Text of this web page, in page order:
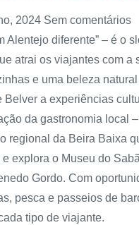
2024 Sem comentários
Alentejo diferente” – é o
atrai os viajantes com
e uma beleza
Belver a experiências
da gastronomia local
regional da Beira Baixa
e explora o Museu do
Gordo. Com
pesca e passeios de
tipo de viajante.